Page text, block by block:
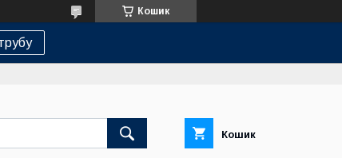
Кошик
Кошик